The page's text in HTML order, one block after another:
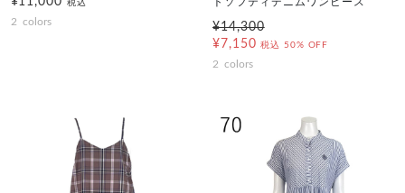
税込
2 colors
トソフティデニムワンピース
¥14,300
¥7,150 税込 50% OFF
2 colors